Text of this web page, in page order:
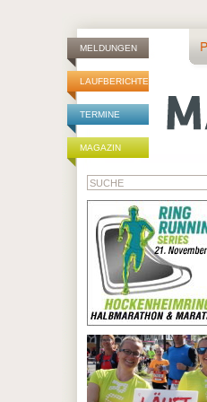
MELDUNGEN
LAUFBERICHTE
TERMINE
MAGAZIN